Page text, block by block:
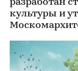
разработан
культуры и